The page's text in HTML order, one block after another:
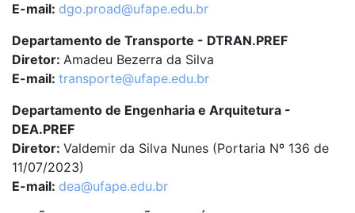
E-mail: dgo.proad@ufape.edu.br
Departamento de Transporte - DTRAN.PREF
Diretor: Amadeu Bezerra da Silva
E-mail: transporte@ufape.edu.br
Departamento de Engenharia e Arquitetura -
DEA.PREF
Diretor: Valdemir da Silva Nunes (Portaria Nº 136 de
11/07/2023)
E-mail: dea@ufape.edu.br